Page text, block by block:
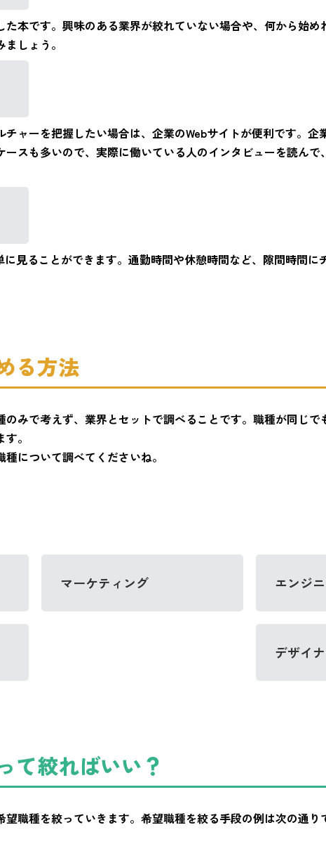
た本です。興味のある業界が絞れていない場合や、何から始
しょう。
ャーを把握したい場合は、企業のWebサイトが便利です。企
スも多いので、実際に働いている人のインタビューを読んで
見ることができます。通勤時間や休憩時間など、隙間時間に
る方法
みで考えず、業界とセットで調べることです。職種が同じ
。
について調べてくださいね。
マーケティング エンジ
デザイ
て絞ればいい？
職種を絞っていきます。希望職種を絞る手段の例は次の通り